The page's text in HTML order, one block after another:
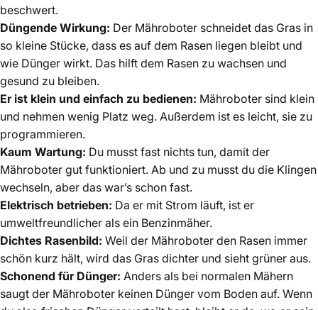
beschwert.
Düngende Wirkung: Der Mähroboter schneidet das Gras in
so kleine Stücke, dass es auf dem Rasen liegen bleibt und
wie Dünger wirkt. Das hilft dem Rasen zu wachsen und
gesund zu bleiben.
Er ist klein und einfach zu bedienen: Mähroboter sind klein
und nehmen wenig Platz weg. Außerdem ist es leicht, sie zu
programmieren.
Kaum Wartung: Du musst fast nichts tun, damit der
Mähroboter gut funktioniert. Ab und zu musst du die Klingen
wechseln, aber das war’s schon fast.
Elektrisch betrieben: Da er mit Strom läuft, ist er
umweltfreundlicher als ein Benzinmäher.
Dichtes Rasenbild: Weil der Mähroboter den Rasen immer
schön kurz hält, wird das Gras dichter und sieht grüner aus.
Schonend für Dünger: Anders als bei normalen Mähern
saugt der Mähroboter keinen Dünger vom Boden auf. Wenn